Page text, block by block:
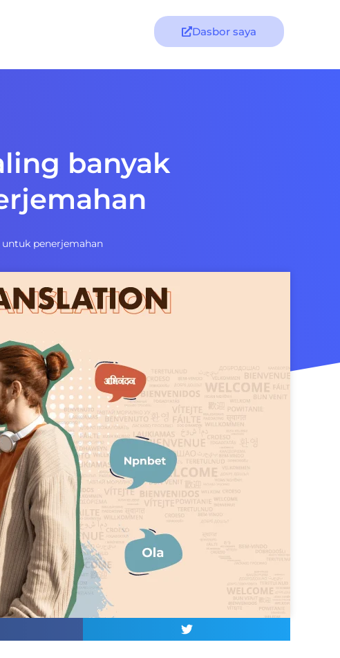
Dasbor saya
banyak
penerjemahan